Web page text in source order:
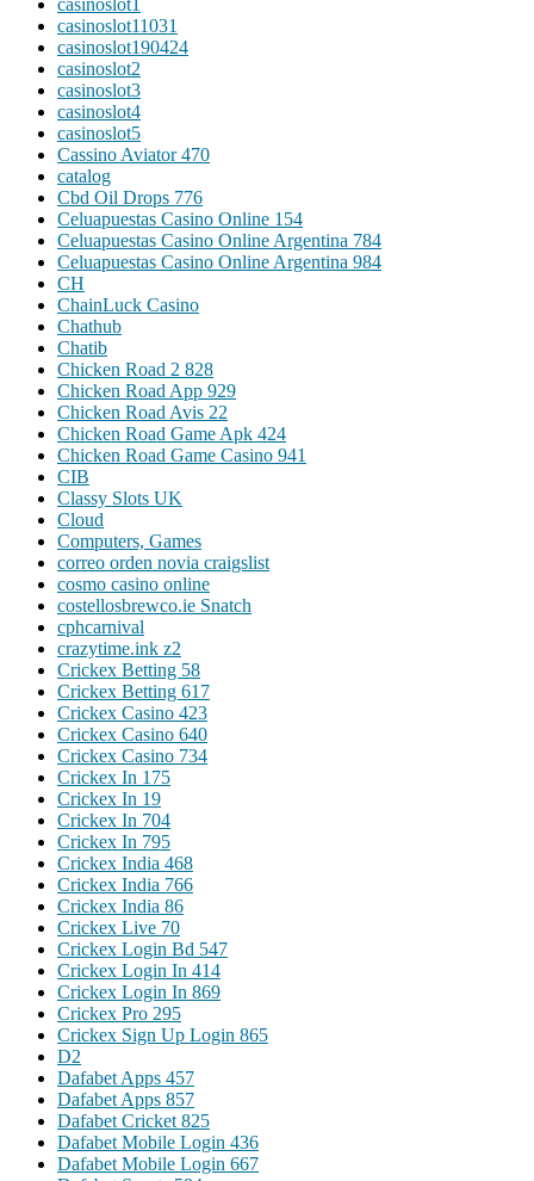
casinoslot11031
casinoslot190424
casinoslot2
casinoslot3
casinoslot4
casinoslot5
Cassino Aviator 470
catalog
Cbd Oil Drops 776
Celuapuestas Casino Online 154
Celuapuestas Casino Online Argentina 784
Celuapuestas Casino Online Argentina 984
CH
ChainLuck Casino
Chathub
Chatib
Chicken Road 2 828
Chicken Road App 929
Chicken Road Avis 22
Chicken Road Game Apk 424
Chicken Road Game Casino 941
CIB
Classy Slots UK
Cloud
Computers, Games
correo orden novia craigslist
cosmo casino online
costellosbrewco.ie Snatch
cphcarnival
crazytime.ink z2
Crickex Betting 58
Crickex Betting 617
Crickex Casino 423
Crickex Casino 640
Crickex Casino 734
Crickex In 175
Crickex In 19
Crickex In 704
Crickex In 795
Crickex India 468
Crickex India 766
Crickex India 86
Crickex Live 70
Crickex Login Bd 547
Crickex Login In 414
Crickex Login In 869
Crickex Pro 295
Crickex Sign Up Login 865
D2
Dafabet Apps 457
Dafabet Apps 857
Dafabet Cricket 825
Dafabet Mobile Login 436
Dafabet Mobile Login 667